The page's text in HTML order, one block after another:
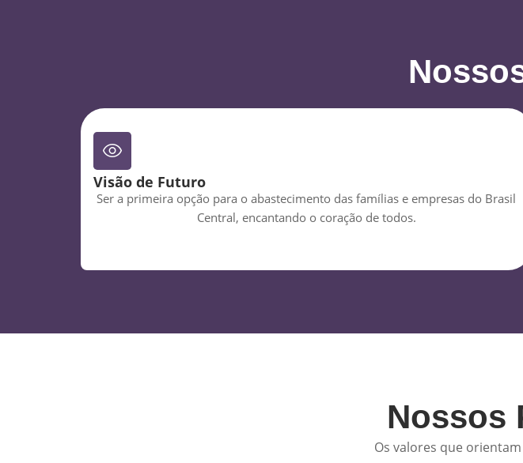
Visão de Futuro
Ser a primeira opção para o abastecimento das famílias e empresas do Brasil
Central, encantando o coração de todos.
Nossos
Os valores que